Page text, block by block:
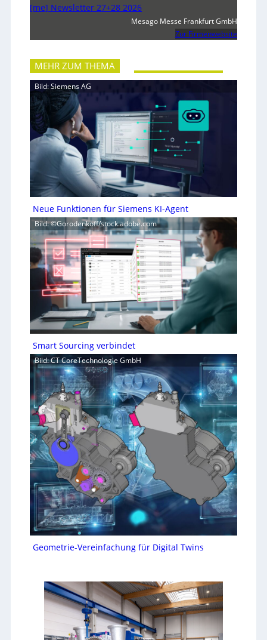
[me] Newsletter 27+28 2026
Mesago Messe Frankfurt GmbH
Zur Firmenwebsite
MEHR ZUM THEMA
Bild: Siemens AG
Neue Funktionen für Siemens KI-Agent
Bild: ©Gorodenkoff/stock.adobe.com
Smart Sourcing verbindet
Bild: CT CoreTechnologie GmbH
Geometrie-Vereinfachung für Digital Twins